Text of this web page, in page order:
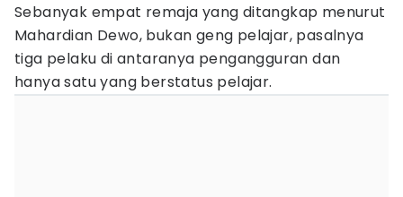
Sebanyak empat remaja yang ditangkap menurut
Mahardian Dewo, bukan geng pelajar, pasalnya
tiga pelaku di antaranya pengangguran dan
hanya satu yang berstatus pelajar.